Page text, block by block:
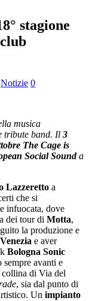
stagione
Notizie 0
musica
tribute band. Il 3
The Cage is
Social Sounda
Lazzeretto a
che si
infuocata, dove
dei tour di Motta,
la produzione e
e aver
Bologna Sonic
sempre avanti e
collina di Via del
, sia dal punto di
Un impianto